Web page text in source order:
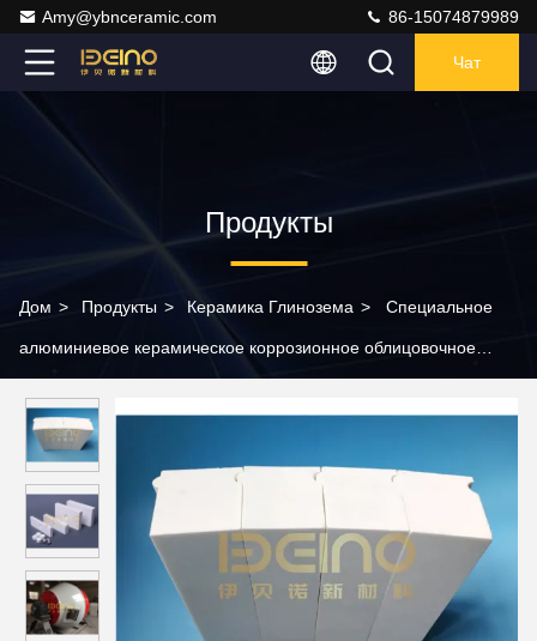
Amy@ybnceramic.com 86-15074879989
Чат
Продукты
Дом > Продукты > Керамика Глинозема > Специальное
алюминиевое керамическое коррозионное облицовочное